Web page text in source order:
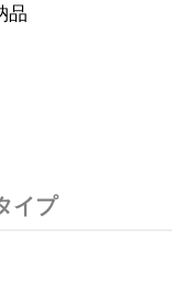
品
イプ